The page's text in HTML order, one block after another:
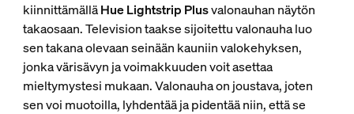
kiinnittämälläHue Lightstrip Plusvalonauhan näytön
takaosaan. Television taakse sijoitettu valonauha luo
sen takana olevaan seinään kauniin valokehyksen,
jonka värisävyn ja voimakkuuden voit asettaa
mieltymystesi mukaan. Valonauha on joustava, joten
sen voi muotoilla, lyhdentää ja pidentää niin, että se